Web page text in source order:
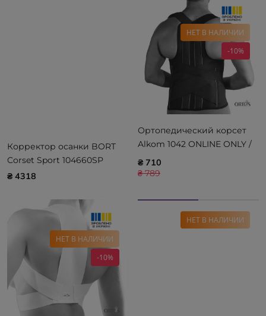
Корректор осанки BORT
Corset Sport 104660SP
₴ 4318
НЕТ В НАЛИЧИИ
-10%
Ортопедический корсет
Alkom 1042 ONLINE ONLY /
WAYFORPAY
₴ 710
₴ 789
НЕТ В НАЛИЧИИ
-10%
НЕТ В НАЛИЧИИ